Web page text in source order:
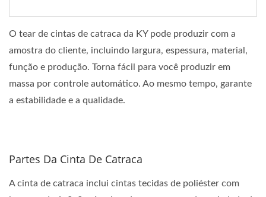
O tear de cintas de catraca da KY pode produzir com a
amostra do cliente, incluindo largura, espessura, material,
função e produção. Torna fácil para você produzir em
massa por controle automático. Ao mesmo tempo, garante
a estabilidade e a qualidade.
Partes Da Cinta De Catraca
A cinta de catraca inclui cintas tecidas de poliéster com